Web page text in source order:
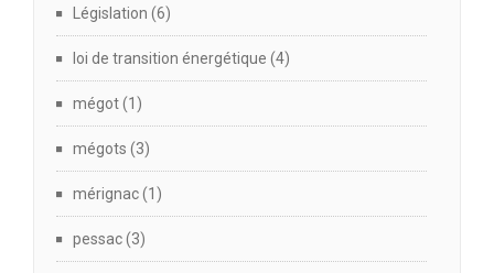
Législation (6)
loi de transition énergétique (4)
mégot(1)
mégots (3)
mérignac(1)
pessac(3)